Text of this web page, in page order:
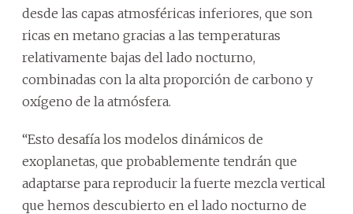
desde las capas atmosféricas inferiores, que son
ricas en metano gracias a las temperaturas
relativamente bajas del lado nocturno,
combinadas con la alta proporción de carbono y
oxígeno de la atmósfera.
“Esto desafía los modelos dinámicos de
exoplanetas, que probablemente tendrán que
adaptarse para reproducir la fuerte mezcla vertical
que hemos descubierto en el lado nocturno de